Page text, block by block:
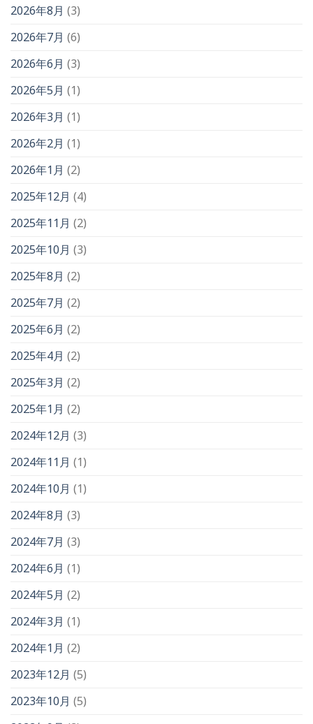
お
知
せ
2026年8月 (3)
2026年7月 (6)
2026年6月 (3)
2026年5月 (1)
2026年3月 (1)
2026年2月 (1)
2026年1月 (2)
2025年12月 (4)
2025年11月 (2)
2025年10月 (3)
2025年8月 (2)
2025年7月 (2)
2025年6月 (2)
2025年4月 (2)
2025年3月 (2)
2025年1月 (2)
2024年12月 (3)
2024年11月 (1)
2024年10月 (1)
2024年8月 (3)
2024年7月 (3)
2024年6月 (1)
2024年5月 (2)
2024年3月 (1)
2024年1月 (2)
2023年12月 (5)
2023年10月 (5)